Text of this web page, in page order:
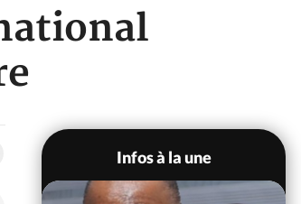
WhatsApp
Infos à la une